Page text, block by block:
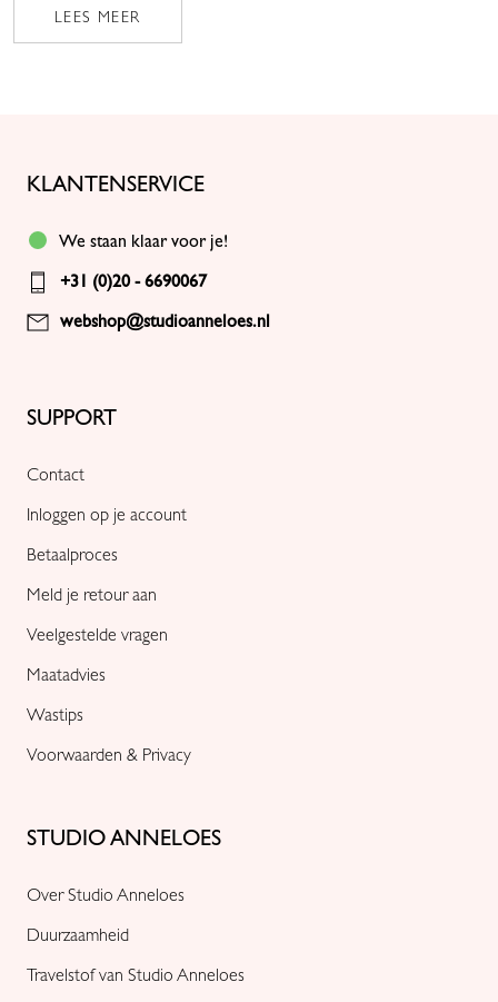
LEES MEER
STUDIO ANNELOES
Over Studio Anneloes
Duurzaamheid
Travelstof van Studio Anneloes
SUPPORT
Contact
Inloggen op je account
Betaalproces
Meld je retour aan
Veelgestelde vragen
Maatadvies
Wastips
Voorwaarden & Privacy
KLANTENSERVICE
We staan klaar voor je!
+31 (0)20 - 6690067
webshop@studioanneloes.nl